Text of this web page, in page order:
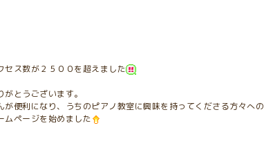
セス数が２５００を超えました
とうございます。
便利になり、うちのピアノ教室に興味を持ってくださる方々への
ムページを始めました